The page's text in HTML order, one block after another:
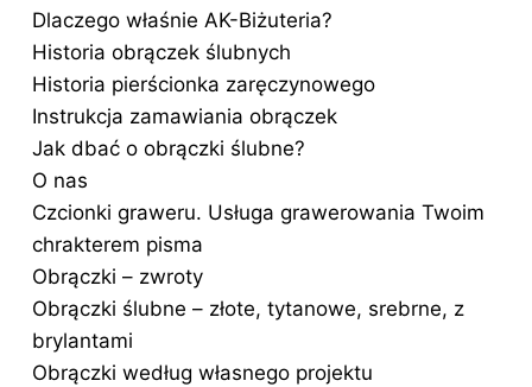
Dlaczego właśnie AK-Biżuteria?
Historia obrączek ślubnych
Historia pierścionka zaręczynowego
Instrukcja zamawiania obrączek
Jak dbać o obrączki ślubne?
O nas
Czcionki graweru. Usługa grawerowania Twoim
chrakterem pisma
Obrączki – zwroty
Obrączki ślubne – złote, tytanowe, srebrne, z
brylantami
Obrączki według własnego projektu